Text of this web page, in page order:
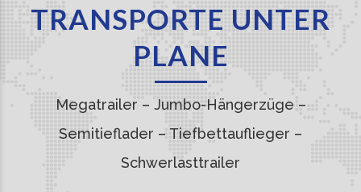
TRANSPORTE UNTER
PLANE
Megatrailer – Jumbo-Hängerzüge –
Semitieflader – Tiefbettauflieger –
Schwerlasttrailer